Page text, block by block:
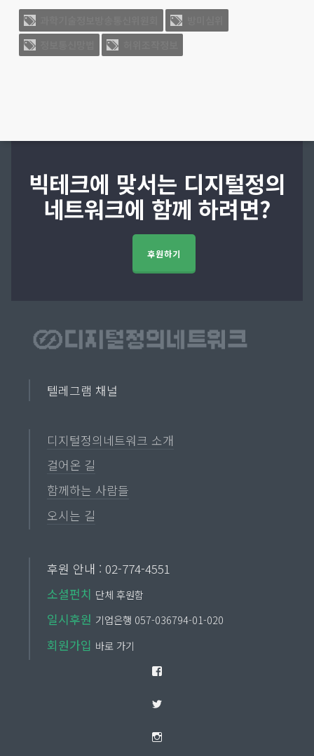
빅테크에 맞서는 디지털정의
네트워크에 함께 하려면?
후원하기
텔레그램 채널
디지털정의네트워크 소개
걸어온 길
함께하는 사람들
오시는 길
후원 안내 : 02-774-4551
소셜펀치 단체 후원함
일시후원 기업은행 057-036794-01-020
회원가입 바로 가기
Facebook
Twitter
Instagram